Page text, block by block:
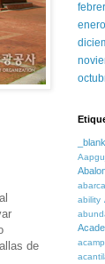
de
_blank
ability